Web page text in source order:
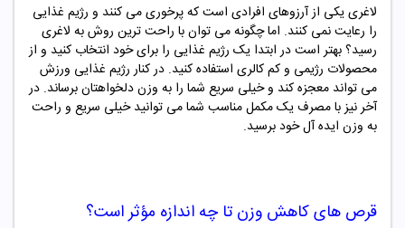
لاغری یکی از آرزوهای افرادی است که پرخوری می کنند و رژیم غذایی
را رعایت نمی کنند. اما چگونه می توان با راحت ترین روش به لاغری
رسید؟ بهتر است در ابتدا یک رژیم غذایی را برای خود انتخاب کنید و از
محصولات رژیمی و کم کالری استفاده کنید. در کنار رژیم غذایی ورزش
می تواند معجزه کند و خیلی سریع شما را به وزن دلخواهتان برساند. در
آخر نیز با مصرف یک مکمل مناسب شما می توانید خیلی سریع و راحت
به وزن ایده آل خود برسید.
قرص های کاهش وزن تا چه اندازه مؤثر است؟